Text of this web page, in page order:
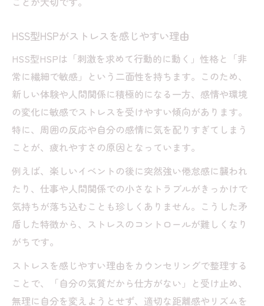
HSS型HSPがストレスを感じやすい理由
HSS型HSPは「刺激を求めて行動的に動く」性格と「非
常に繊細で敏感」という二面性を持ちます。このため、
新しい体験や人間関係に積極的になる一方、感情や環境
の変化に敏感でストレスを受けやすい傾向があります。
特に、周囲の反応や自分の感情に気を配りすぎてしまう
ことが、疲れやすさの原因となっています。
例えば、楽しいイベントの後に突然強い倦怠感に襲われ
たり、仕事や人間関係での小さなトラブルがきっかけで
気持ちが落ち込むことも珍しくありません。こうした矛
盾した特徴から、ストレスのコントロールが難しくなり
がちです。
ストレスを感じやすい理由をカウンセリングで整理する
ことで、「自分の気質だから仕方がない」と受け止め、
無理に自分を変えようとせず、適切な距離感やリズムを